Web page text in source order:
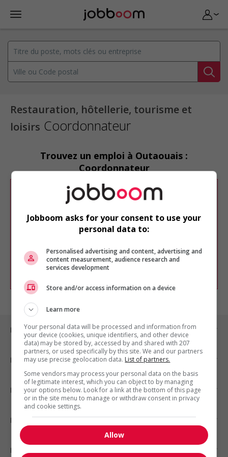
Restauration, hôtellerie, tourisme et
loisirs Coordonnateur
Trouvez un emploi à Outaouais :
Coordonnateur
Désolé, cette recherche n'a produit aucun
résultat.
Veuillez faire une nouvelle recherche.
Vous pouvez en tout temps utiliser nos
chercher un poste selon votre profil
d'intérêt en emploi en vousinscrivant
comme membre Jobboom.
Emplois par ville
Emplois par secteur
Emplois par statut
Emplois par type
Nos suggestions
Jobboom asks for your consent to use your
personal data to:
Personalised advertising and content, advertising and
content measurement, audience research and
services development
Store and/or access information on a device
Learn more
Your personal data will be processed and information from
your device (cookies, unique identifiers, and other device
data) may be stored by, accessed by and shared with 207
partners, or used specifically by this site. We and our partners
may use precise geolocation data. List of partners.
Some vendors may process your personal data on the basis
of legitimate interest, which you can object to by managing
your options below. Look for a link at the bottom of this page
or in the site menu to manage or withdraw consent in privacy
and cookie settings.
Allow